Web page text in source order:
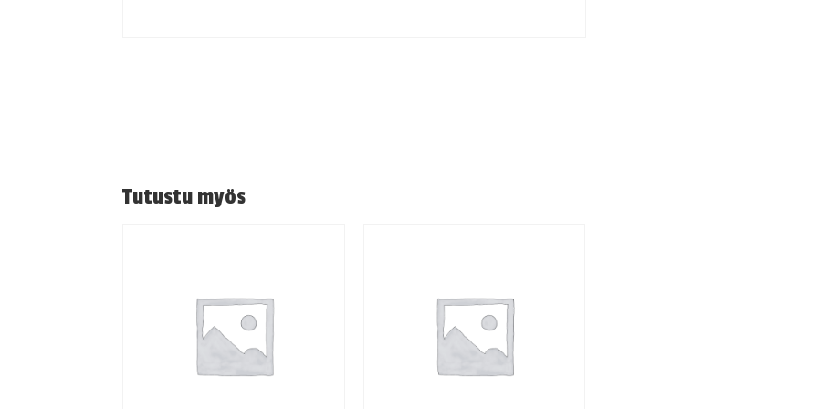
Tutustu myös